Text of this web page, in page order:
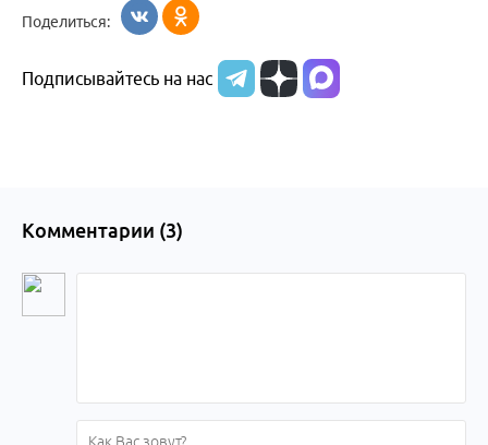
Поделиться:
Подписывайтесь на нас
Комментарии (3)